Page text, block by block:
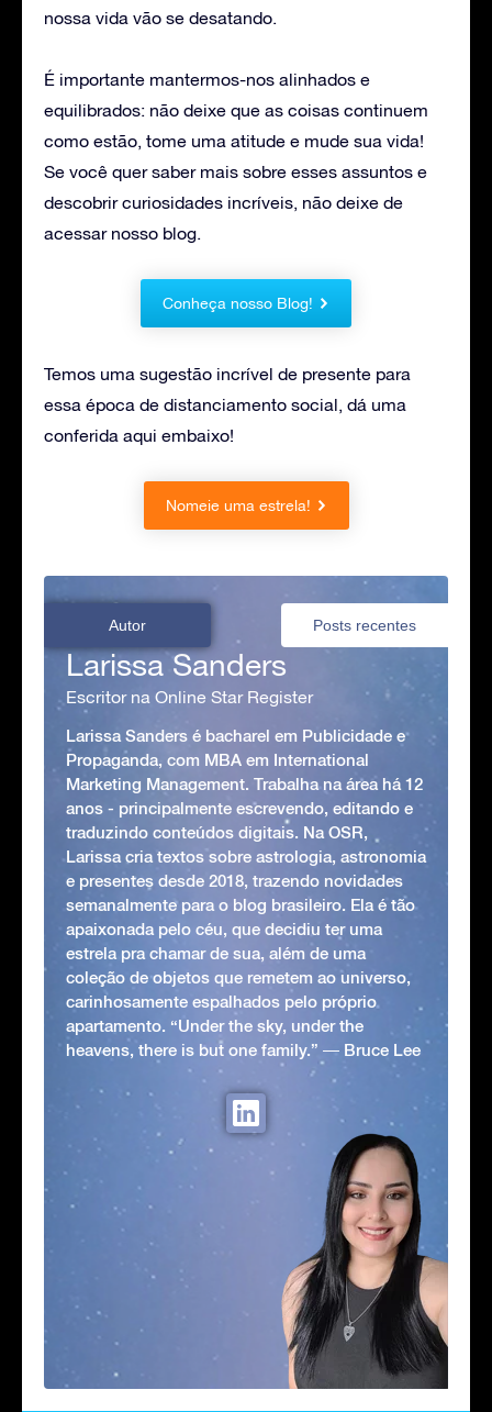
nossa vida vão se desatando.
É importante mantermos-nos alinhados e
equilibrados: não deixe que as coisas continuem
como estão, tome uma atitude e mude sua vida!
Se você quer saber mais sobre esses assuntos e
descobrir curiosidades incríveis, não deixe de
acessar nosso blog.
Conheça nosso Blog!
Temos uma sugestão incrível de presente para
essa época de distanciamento social, dá uma
conferida aqui embaixo!
Nomeie uma estrela!
Autor Posts recentes
Larissa Sanders
Escritor na Online Star Register
Larissa Sanders é bacharel em Publicidade e
Propaganda, com MBA em International
Marketing Management. Trabalha na área há 12
anos - principalmente escrevendo, editando e
traduzindo conteúdos digitais. Na OSR,
Larissa cria textos sobre astrologia, astronomia
e presentes desde 2018, trazendo novidades
semanalmente para o blog brasileiro. Ela é tão
apaixonada pelo céu, que decidiu ter uma
estrela pra chamar de sua, além de uma
coleção de objetos que remetem ao universo,
carinhosamente espalhados pelo próprio
apartamento. “Under the sky, under the
heavens, there is but one family.” ― Bruce Lee